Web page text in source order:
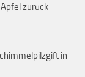
Apfel zurück
in